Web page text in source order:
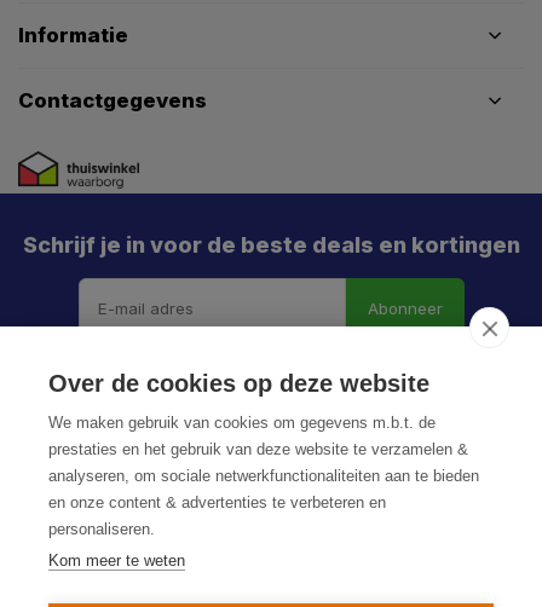
Informatie
Contactgegevens
Schrijf je in voor de beste deals en kortingen
Abonneer
Privacy Policy
Over de cookies op deze website
We maken gebruik van cookies om gegevens m.b.t. de
prestaties en het gebruik van deze website te verzamelen &
analyseren, om sociale netwerkfunctionaliteiten aan te bieden
en onze content & advertenties te verbeteren en
personaliseren.
Kom meer te weten